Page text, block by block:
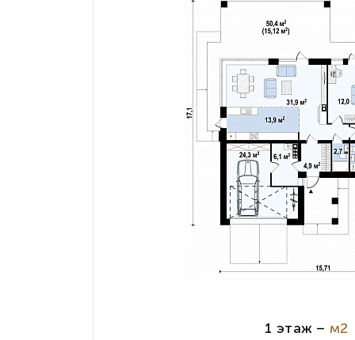
1 этаж – м2